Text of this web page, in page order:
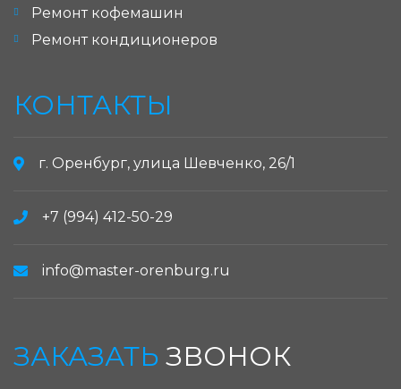
Ремонт кофемашин
Ремонт кондиционеров
КОНТАКТЫ
г. Оренбург, улица Шевченко, 26/1
+7 (994) 412-50-29
info@master-orenburg.ru
ЗАКАЗАТЬ ЗВОНОК